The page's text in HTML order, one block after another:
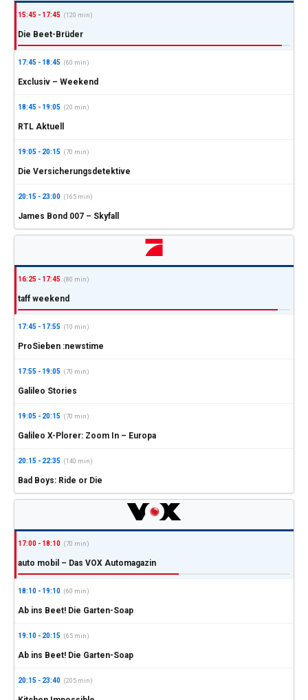
15:45 - 17:45 (120 min)
Die Beet-Brüder
17:45 - 18:45 (60 min)
Exclusiv – Weekend
18:45 - 19:05 (20 min)
RTL Aktuell
19:05 - 20:15 (70 min)
Die Versicherungsdetektive
20:15 - 23:00 (165 min)
James Bond 007 – Skyfall
16:25 - 17:45 (80 min)
taff weekend
17:45 - 17:55 (10 min)
ProSieben :newstime
17:55 - 19:05 (70 min)
Galileo Stories
19:05 - 20:15 (70 min)
Galileo X-Plorer: Zoom In – Europa
20:15 - 22:35 (140 min)
Bad Boys: Ride or Die
17:00 - 18:10 (70 min)
auto mobil – Das VOX Automagazin
18:10 - 19:10 (60 min)
Ab ins Beet! Die Garten-Soap
19:10 - 20:15 (65 min)
Ab ins Beet! Die Garten-Soap
20:15 - 23:40 (205 min)